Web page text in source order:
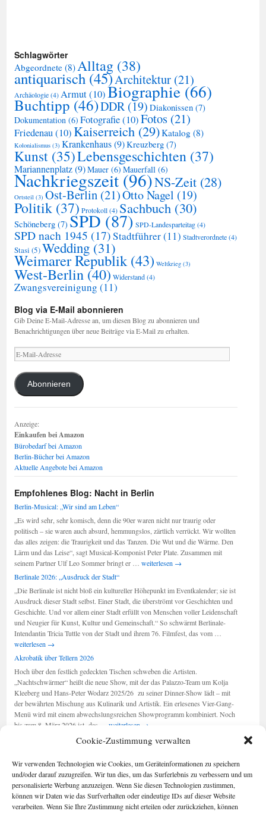
Cookie-Zustimmung verwalten
Wir verwenden Technologien wie Cookies, um Geräteinformationen zu speichern
und/oder darauf zuzugreifen. Wir tun dies, um das Surferlebnis zu verbessern und um
personalisierte Werbung anzuzeigen. Wenn Sie diesen Technologien zustimmen,
können wir Daten wie das Surfverhalten oder eindeutige IDs auf dieser Website
verarbeiten. Wenn Sie Ihre Zustimmung nicht erteilen oder zurückziehen, können
Schlagwörter
Abgeordnete (8)Alltag (38)
antiquarisch (45)Architektur (21)
Archäologie(4)Armut(10)Biographie(66)
Buchtipp (46)DDR (19) Diakonissen (7)
Dokumentation (6) Fotografie(10)Fotos (21)
Friedenau(10)Kaiserreich(29)Katalog (8)
Kolonialismus (3) Krankenhaus(9)Kreuzberg (7)
Kunst (35)Lebensgeschichten (37)
Mariannenplatz(9)Mauer (6) Mauerfall (6)
Nachkriegszeit(96)NS-Zeit (28)
Ortsteil (3) Ost-Berlin (21)Otto Nagel (19)
Politik (37) Protokoll(4) Sachbuch (30)
Schöneberg (7) SPD(87) SPD-Landesparteitag(4)
SPD nach 1945 (17)Stadtführer(11) Stadtverordnete(4)
Stasi (5)Wedding (31)
Weimarer Republik(43) Weltkrieg (3)
West-Berlin (40) Widerstand(4)
Zwangsvereinigung (11)
Blog via E-Mail abonnieren
Gib Deine E-Mail-Adresse an, um diesen Blog zu abonnieren und
Benachrichtigungen über neue Beiträge via E-Mail zu erhalten.
E-
Mail-
Adresse
Abonnieren
Anzeige:
Einkaufen bei Amazon
Bürobedarf bei Amazon
Berlin-Bücher bei Amazon
Aktuelle Angebote bei Amazon
Empfohlenes Blog: Nacht in Berlin
Berlin-Musical: „Wir sind am Leben“
„Es wird sehr, sehr komisch, denn die 90er waren nicht nur traurig oder
politisch – sie waren auch absurd, hemmungslos, zärtlich verrückt. Wir wollten
das alles zeigen: die Traurigkeit und das Tanzen. Die Wut und die Wärme. Den
Lärm und das Leise“, sagt Musical-Komponist Peter Plate. Zusammen mit
seinem Partner Ulf Leo Sommer bringt er … Berlin-
sind
am
Leben“
weiterlesen →
Berlinale 2026: „Ausdruck der Stadt“
„Die Berlinale ist nicht bloß ein kultureller Höhepunkt im Eventkalender; sie ist
Ausdruck dieser Stadt selbst. Einer Stadt, die überströmt vor Geschichten und
Geschichte. Und vor allem einer Stadt erfüllt von Menschen voller Leidenschaft
und Neugier für Kunst, Kultur und Gemeinschaft.“ So schwärmt Berlinale-
Intendantin Tricia Tuttle von der Stadt und ihrem 76. Filmfest, das vom …
weiterlesen →
Akrobatik über Tellern 2026
Hoch über den festlich gedeckten Tischen schweben die Artisten.
„Nachtschwärmer“ heißt die neue Show, mit der das Palazzo-Team um Kolja
Kleeberg und Hans-Peter Wodarz 2025/26 zu seiner Dinner-Show lädt – mit
der bewährten Mischung aus Kulinarik und Artistik. Ein erlesenes Vier-Gang-
Menü wird mit einem abwechslungsreichen Showprogramm kombiniert. Noch
bis zum 8. März 2026 ist das … Akrobatik
Tellern
weiterlesen →
Seiten
Berlin im Buch
Cookie-
Richtlinie (EU)
Foto-Blog
Kategorien
Kategorien